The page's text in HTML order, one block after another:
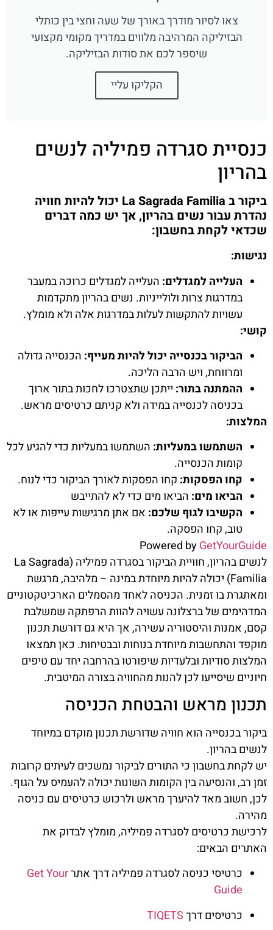
צאו לסיור מודרך באורך של שעה וחצי בין כותלי
הבזיליקה המרהיבה מלווים במדריך מקומי מקצועי
שיספר לכם את סודות הבזיליקה.
הקליקו עליי
כנסיית סגרדה פמיליה לנשים
בהריון
ביקור ב La Sagrada Familia יכול להיות חוויה
נהדרת עבור נשים בהריון, אך יש כמה דברים
שכדאי לקחת בחשבון:
נגישות:
העלייה למגדלים: העלייה למגדלים כרוכה במעבר
במדרגות צרות ולולייניות. נשים בהריון מתקדמות
עשויות להתקשות לעלות במדרגות אלה ולא מומלץ.
קושי:
הביקור בכנסייה יכול להיות מעייף: הכנסייה גדולה
ומרווחת, ויש הרבה הליכה.
ההמתנה בתור: ייתכן שתצטרכו לחכות בתור ארוך
בכניסה לכנסייה במידה ולא קניתם כרטיסים מראש.
המלצות:
השתמשו במעליות: השתמשו במעליות כדי להגיע לכל
קומות הכנסייה.
קחו הפסקות: קחו הפסקות לאורך הביקור כדי לנוח.
הביאו מים: הביאו מים כדי לא להתייבש
הקשיבו לגוף שלכם: אם אתן מרגישות עייפות או לא
טוב, קחו הפסקה.
Powered byGetYourGuide
לנשים בהריון, חוויית הביקור בסגרדה פמיליה (La Sagrada
Familia) יכולה להיות מיוחדת במינה – מלהיבה, מרגשת
ומאתגרת בו זמנית. הכניסה לאחד מהסמלים הארכיטקטוניים
המדהימים של ברצלונה עשויה להוות הרפתקה שמשלבת
קסם, אמנות והיסטוריה עשירה, אך היא גם דורשת תכנון
מוקפד והתחשבות מיוחדת בנוחות ובבטיחות. כאן תמצאו
המלצות סודיות ובלעדיות שיפורטו בהרחבה יחד עם טיפים
חיוניים שיסייעו לכן להנות מהחוויה בצורה המיטבית.
תכנון מראש והבטחת הכניסה
ביקור בכנסייה הוא חוויה שדורשת תכנון מוקדם במיוחד
לנשים בהריון.
יש לקחת בחשבון כי התורים לביקור נמשכים לעיתים קרובות
זמן רב, והנסיעה בין הקומות השונות יכולה להעמיס על הגוף.
לכן, חשוב מאד להיערך מראש ולרכוש כרטיסים עם כניסה
מהירה.
לרכישת כרטיסים לסגרדה פמיליה, מומלץ לבדוק את
האתרים הבאים:
כרטיסי כניסה לסגרדה פמיליה דרך אתרGet Your
Guide
כרטיסים דרךTIQETS